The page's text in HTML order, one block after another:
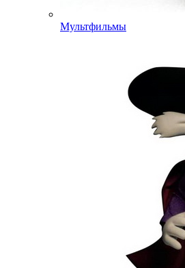
Мультфильмы